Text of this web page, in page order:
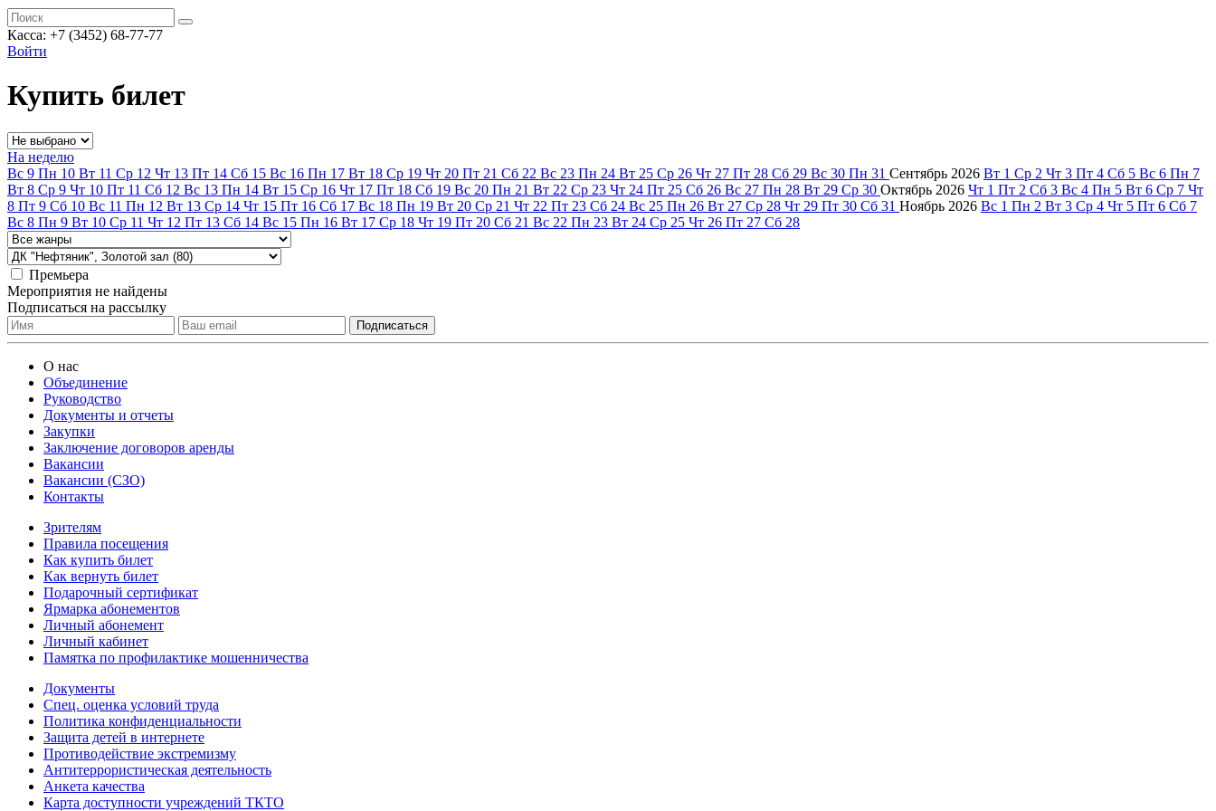
Касса: +7 (3452) 68-77-77
Войти
Купить билет
На неделю
Вс 9 Пн 10 Вт 11 Ср 12 Чт 13 Пт 14 Сб 15 Вс 16 Пн 17 Вт 18 Ср 19 Чт 20 Пт 21 Сб 22 Вс 23 Пн 24 Вт 25 Ср 26 Чт 27 Пт 28 Сб 29 Вс 30 Пн 31 Сентябрь 2026 Вт 1 Ср 2 Чт 3 Пт 4 Сб 5 Вс 6 Пн 7
Вт 8 Ср 9 Чт 10 Пт 11 Сб 12 Вс 13 Пн 14 Вт 15 Ср 16 Чт 17 Пт 18 Сб 19 Вс 20 Пн 21 Вт 22 Ср 23 Чт 24 Пт 25 Сб 26 Вс 27 Пн 28 Вт 29 Ср 30 Октябрь 2026 Чт 1 Пт 2 Сб 3 Вс 4 Пн 5 Вт 6 Ср 7 Чт
8 Пт 9 Сб 10 Вс 11 Пн 12 Вт 13 Ср 14 Чт 15 Пт 16 Сб 17 Вс 18 Пн 19 Вт 20 Ср 21 Чт 22 Пт 23 Сб 24 Вс 25 Пн 26 Вт 27 Ср 28 Чт 29 Пт 30 Сб 31 Ноябрь 2026 Вс 1 Пн 2 Вт 3 Ср 4 Чт 5 Пт 6 Сб 7
Вс 8 Пн 9 Вт 10 Ср 11 Чт 12 Пт 13 Сб 14 Вс 15 Пн 16 Вт 17 Ср 18 Чт 19 Пт 20 Сб 21 Вс 22 Пн 23 Вт 24 Ср 25 Чт 26 Пт 27 Сб 28
Премьера
Мероприятия не найдены
Подписаться на рассылку
О нас
Объединение
Руководство
Документы и отчеты
Закупки
Заключение договоров аренды
Вакансии
Вакансии (СЗО)
Контакты
Зрителям
Правила посещения
Как купить билет
Как вернуть билет
Подарочный сертификат
Ярмарка абонементов
Личный абонемент
Личный кабинет
Памятка по профилактике мошенничества
Документы
Спец. оценка условий труда
Политика конфиденциальности
Защита детей в интернете
Противодействие экстремизму
Антитеррористическая деятельность
Анкета качества
Карта доступности учреждений ТКТО